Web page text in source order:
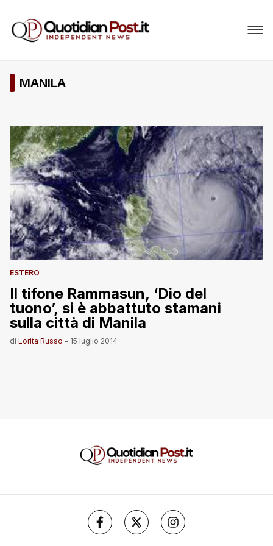
MANILA
ESTERO
Il tifone Rammasun, ‘Dio del
tuono’, si è abbattuto stamani
sulla città di Manila
di Lorita Russo - 15 luglio 2014